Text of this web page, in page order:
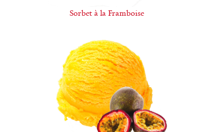
Sorbet à la Framboise